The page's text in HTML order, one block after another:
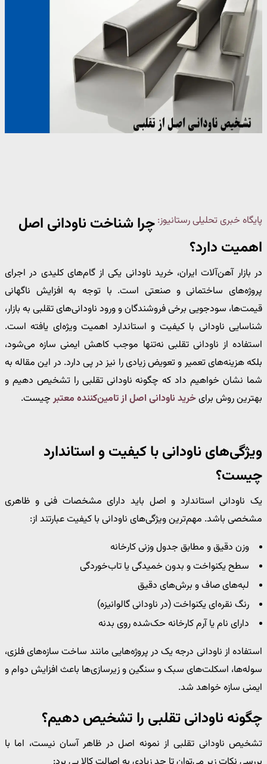
پایگاه خبری تحلیلی رستانیوز: چرا شناخت ناودانی اصل
اهمیت دارد؟
در بازار آهن‌آلات ایران، خرید ناودانی یکی از گام‌های کلیدی در اجرای
پروژه‌های ساختمانی و صنعتی است. با توجه به افزایش ناگهانی
قیمت‌ها، سودجویی برخی فروشندگان و ورود ناودانی‌های تقلبی به بازار،
شناسایی ناودانی با کیفیت و استاندارد اهمیت ویژه‌ای یافته است.
استفاده از ناودانی تقلبی نه‌تنها موجب کاهش ایمنی سازه می‌شود،
بلکه هزینه‌های تعمیر و تعویض زیادی را نیز در پی دارد. در این مقاله به
شما نشان خواهیم داد که چگونه ناودانی تقلبی را تشخیص دهیم و
بهترین روش برایخرید ناودانی اصل از تامین‌کننده معتبرچیست.
ویژگی‌های ناودانی با کیفیت و استاندارد
چیست؟
یک ناودانی استاندارد و اصل باید دارای مشخصات فنی و ظاهری
مشخصی باشد. مهم‌ترین ویژگی‌های ناودانی با کیفیت عبارتند از:
وزن دقیق و مطابق جدول وزنی کارخانه
سطح یکنواخت و بدون خمیدگی یا تاب‌خوردگی
لبه‌های صاف و برش‌های دقیق
رنگ نقره‌ای یکنواخت (در ناودانی گالوانیزه)
دارای نام یا آرم کارخانه حک‌شده روی بدنه
استفاده از ناودانی درجه یک در پروژه‌هایی مانند ساخت سازه‌های فلزی،
سوله‌ها، اسکلت‌های سبک و سنگین و زیرسازی‌ها باعث افزایش دوام و
ایمنی سازه خواهد شد.
چگونه ناودانی تقلبی را تشخیص دهیم؟
تشخیص ناودانی تقلبی از نمونه اصل در ظاهر آسان نیست، اما با